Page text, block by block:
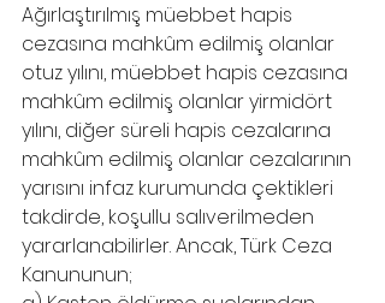
Ağırlaştırılmış müebbet hapis
cezasına mahkûm edilmiş olanlar
otuz yılını, müebbet hapis cezasına
mahkûm edilmiş olanlar yirmidört
yılını, diğer süreli hapis cezalarına
mahkûm edilmiş olanlar cezalarının
yarısını infaz kurumunda çektikleri
takdirde, koşullu salıverilmeden
yararlanabilirler. Ancak, Türk Ceza
Kanununun;